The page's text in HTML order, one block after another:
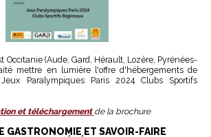
Occitanie (Aude, Gard, Hérault, Lozère, Pyrénées-
mettre en lumière l'offre d'hébergements de
Paralympiques Paris 2024 Clubs Sportifs
et téléchargement de la brochure
GASTRONOMIE ET SAVOIR-FAIRE